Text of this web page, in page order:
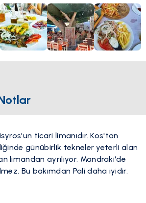
yapraklarının altındaki sakin gölgede, hem
de ferahlatıcı ada esintisinin tadını
yiyebilirler.
ticari limanıdır. Kos'tan
günübirlik tekneler yeterli alan
limandan ayrılıyor. Mandraki'de
Bu bakımdan Pali daha iyidir.